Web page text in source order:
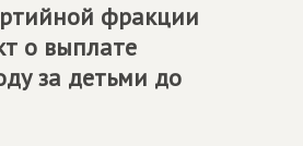
фракции
о выплате
за детьми до